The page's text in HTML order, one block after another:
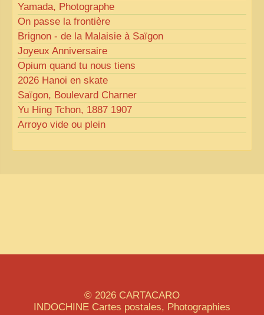
Yamada, Photographe
On passe la frontière
Brignon - de la Malaisie à Saïgon
Joyeux Anniversaire
Opium quand tu nous tiens
2026 Hanoi en skate
Saïgon, Boulevard Charner
Yu Hing Tchon, 1887 1907
Arroyo vide ou plein
© 2026 CARTACARO
INDOCHINE Cartes postales, Photographies